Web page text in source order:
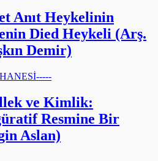
Anıt Heykelinin
Died Heykeli (Arş.
Demir)
ve Kimlik:
Resmine Bir
Aslan)